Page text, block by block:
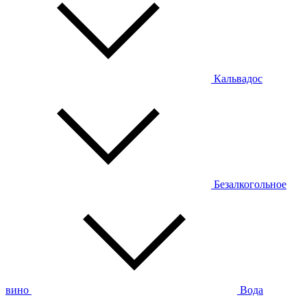
Кальвадос
Безалкогольное
вино Вода